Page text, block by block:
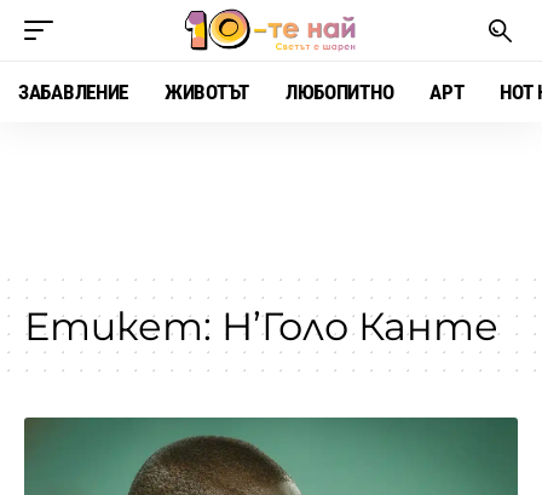
ЗАБАВЛЕНИЕ ЖИВОТЪТ ЛЮБОПИТНО АРТ HOT
Етикет: Н’Голо Канте